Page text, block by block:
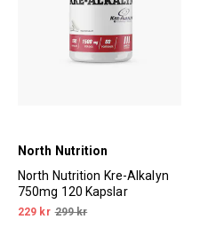
North Nutrition
North Nutrition Kre-Alkalyn
750mg 120 Kapslar
229 kr 299 kr